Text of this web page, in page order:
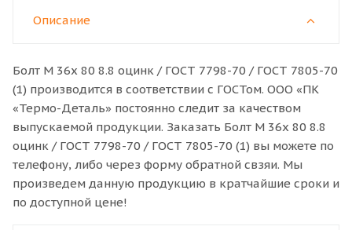
Описание
Болт M 36x 80 8.8 оцинк / ГОСТ 7798-70 / ГОСТ 7805-70
(1) производится в соответствии с ГОСТом. ООО «ПК
«Термо-Деталь» постоянно следит за качеством
выпускаемой продукции. Заказать Болт M 36x 80 8.8
оцинк / ГОСТ 7798-70 / ГОСТ 7805-70 (1) вы можете по
телефону, либо через форму обратной свзяи. Мы
произведем данную продукцию в кратчайшие сроки и
по доступной цене!